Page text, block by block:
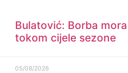
Bulatović: Borba
tokom cijele sezone
05/08/2026